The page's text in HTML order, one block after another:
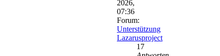
2026,
07:36
Forum:
Unterstützung
Lazarusproject
17